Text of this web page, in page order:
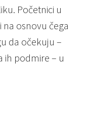
Početnici u
osnovu čega
da očekuju –
ih podmire – u